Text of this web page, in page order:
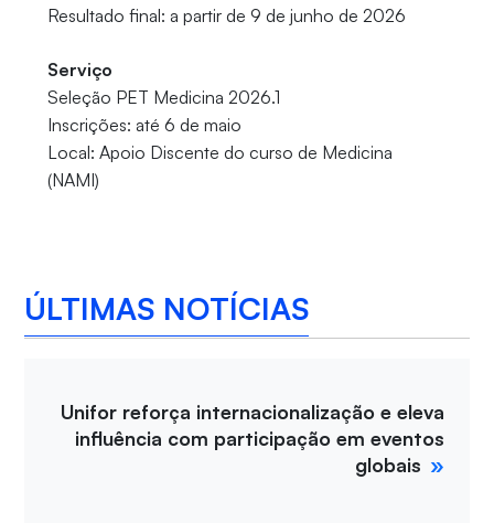
Resultado final: a partir de 9 de junho de 2026
Serviço
Seleção PET Medicina 2026.1
Inscrições: até 6 de maio
Local: Apoio Discente do curso de Medicina
(NAMI)
ÚLTIMAS NOTÍCIAS
Unifor reforça internacionalização e eleva
influência com participação em eventos
globais